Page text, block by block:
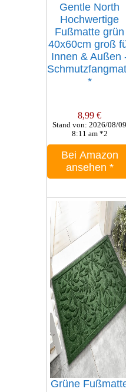
Gentle North
Hochwertige
Fußmatte grün
40x60cm groß
Innen & Außen
*
8,99 €
Stand von: 2026/08/09
8:11 am *2
Bei Amazon
ansehen *
Grüne